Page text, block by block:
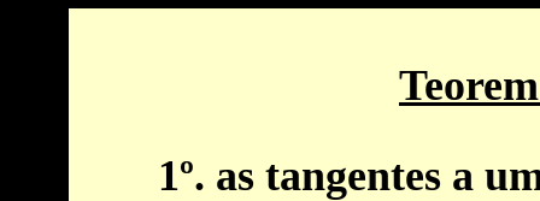
1º. as tangentes a